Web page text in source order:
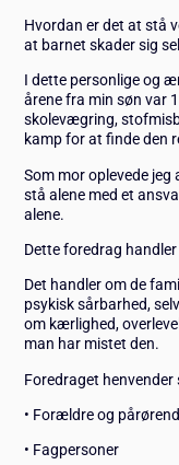
Hvordan er det at stå
at barnet skader sig
I dette personlige og
årene fra min søn var
skolevægring,
kamp for at finde den
Som mor oplevede
stå alene med et
alene.
Dette foredrag
Det handler om de
psykisk sårbarhed,
om kærlighed,
man har mistet den.
Foredraget henvender
• Forældre og
• Fagpersoner